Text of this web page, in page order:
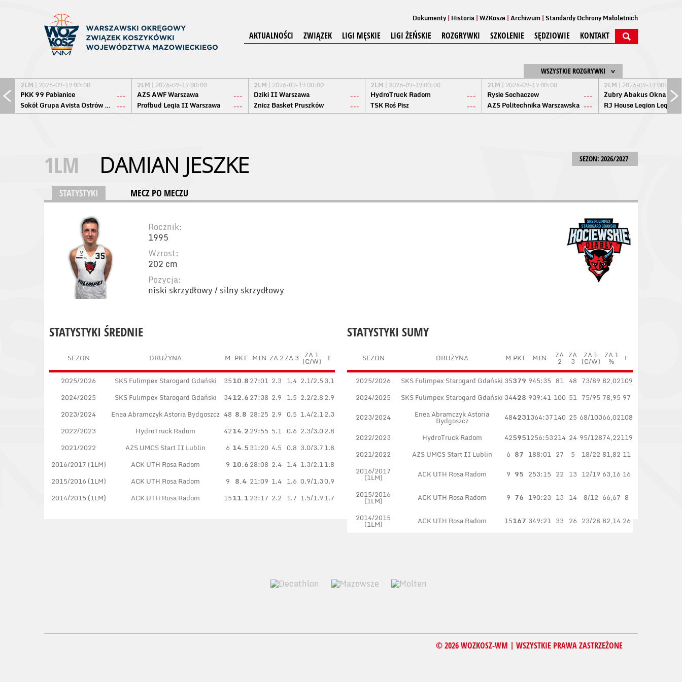
Dokumenty Historia WZKosze Archiwum Standardy Ochrony Małoletnich
AKTUALNOŚCI ZWIĄZEK LIGI MĘSKIE LIGI ŻEŃSKIE ROZGRYWKI SZKOLENIE SĘDZIOWIE KONTAKT
WSZYSTKIE ROZGRYWKI
2LM | 2026-09-19 00:00
PKK 99 Pabianice
---
Sokół Grupa Avista Ostrów Maz. ---
2LM | 2026-09-19 00:00
AZS AWF Warszawa
---
Profbud Legia II Warszawa
---
2LM | 2026-09-19 00:00
Dziki II Warszawa
---
Znicz Basket Pruszków
---
2LM | 2026-09-19 00:00
HydroTruck Radom
---
TSK Roś Pisz
---
2LM | 2026-09-19 00:00
Rysie Sochaczew
---
AZS Politechnika Warszawska ---
2LM | 2026-09-19 00:00
Żubry Abakus Okna
RJ House Legion
SEZON: 2026/2027
1LM DAMIAN JESZKE
STATYSTYKI MECZ PO MECZU
Rocznik:
1995
Wzrost:
202 cm
Pozycja:
niski skrzydłowy / silny skrzydłowy
STATYSTYKI SUMY
SEZON DRUŻYNA M PKT MIN ZA
2
ZA
3
ZA 1
(C/W)
ZA 1
% F
2025/2026 SKS Fulimpex Starogard Gdański 35379 945:35 81 48 73/89 82,02109
2024/2025
SKS Fulimpex Starogard Gdański 34428 939:41 100 51 75/95 78,95 97
2023/2024
Enea Abramczyk Astoria
Bydgoszcz 484231364:37140 25 68/10366,02108
2022/2023
HydroTruck Radom 425951256:53214 24 95/12874,22119
2021/2022
AZS UMCS Start II Lublin 6 87 188:01 27 5 18/22 81,82 11
2016/2017
(1LM) ACK UTH Rosa Radom 9 95 253:15 22 13 12/19 63,16 16
2015/2016
(1LM) ACK UTH Rosa Radom 9 76 190:23 13 14 8/12 66,67 8
2014/2015
(1LM) ACK UTH Rosa Radom 15167 349:21 33 26 23/28 82,14 26
STATYSTYKI ŚREDNIE
SEZON DRUŻYNA M PKT MIN ZA 2ZA 3 ZA 1
(C/W) F
2025/2026 SKS Fulimpex Starogard Gdański 3510.827:01 2.3 1.4 2.1/2.53.1
2024/2025
SKS Fulimpex Starogard Gdański 3412.627:38 2.9 1.5 2.2/2.82.9
2023/2024
Enea Abramczyk Astoria Bydgoszcz 48 8.8 28:25 2.9 0.5 1.4/2.12.3
2022/2023
HydroTruck Radom 4214.229:55 5.1 0.6 2.3/3.02.8
2021/2022
AZS UMCS Start II Lublin 6 14.531:20 4.5 0.8 3.0/3.71.8
2016/2017 (1LM)
ACK UTH Rosa Radom 9 10.628:08 2.4 1.4 1.3/2.11.8
2015/2016 (1LM)
ACK UTH Rosa Radom 9 8.4 21:09 1.4 1.6 0.9/1.30.9
2014/2015 (1LM)
ACK UTH Rosa Radom 1511.123:17 2.2 1.7 1.5/1.91.7
© 2026 WOZKOSZ-WM | WSZYSTKIE PRAWA ZASTRZEŻONE